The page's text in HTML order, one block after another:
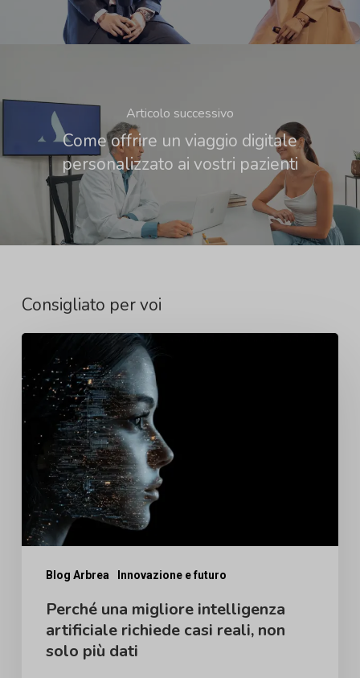
Articolo successivo
Come offrire un viaggio digitale
personalizzato ai vostri pazienti
Consigliato per voi
Blog Arbrea Innovazione e futuro
una
migliore
intelligenza
artificiale
richiede
casi
reali,
non
Perché una migliore intelligenza
artificiale richiede casi reali, non
solo più dati